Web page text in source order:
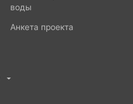
воды
Анкета проекта